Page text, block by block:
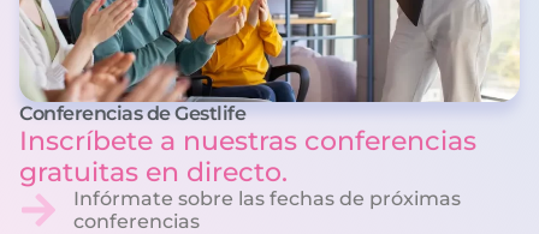
Conferencias de Gestlife
Inscríbete a nuestras conferencias
gratuitas en directo.
Infórmate sobre las fechas de próximas
conferencias